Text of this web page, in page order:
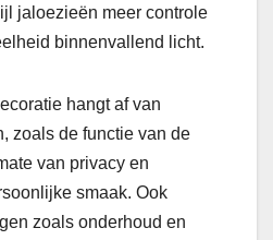
jaloezieën meer controle
binnenvallend licht.
hangt af van
zoals de functie van de
van privacy en
smaak. Ook
zoals onderhoud en